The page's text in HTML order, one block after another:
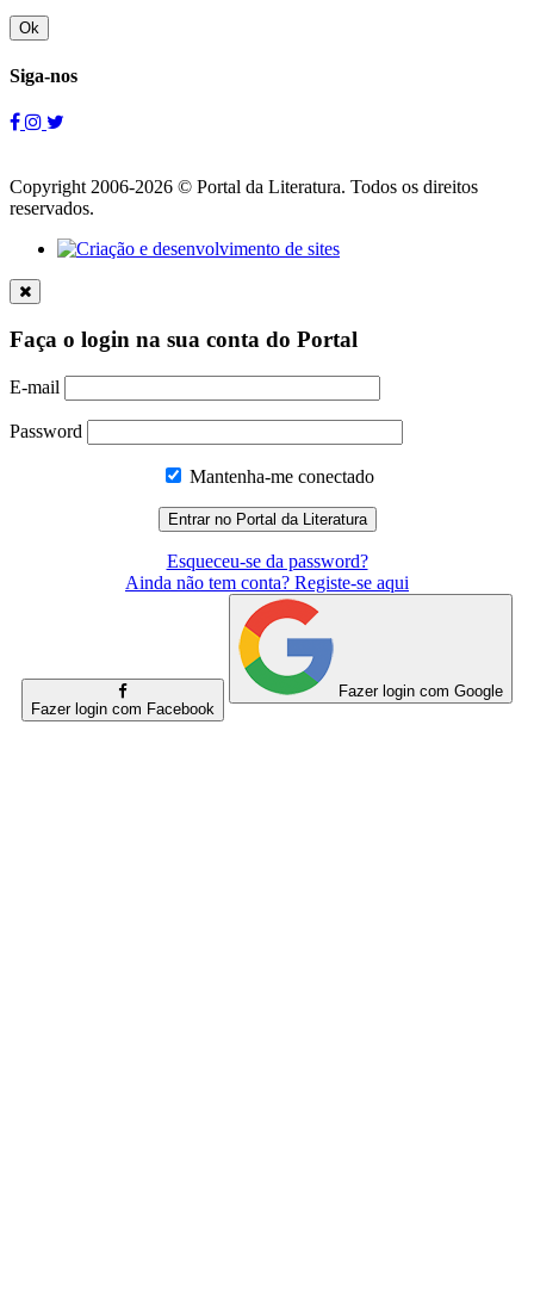
Ok
Siga-nos
Copyright 2006-2026 © Portal da Literatura. Todos os direitos
reservados.
Faça o login na sua conta do Portal
E-mail
Password
Mantenha-me conectado
Esqueceu-se da password?
Ainda não tem conta? Registe-se aqui
Fazer login com Facebook
Fazer login com Google